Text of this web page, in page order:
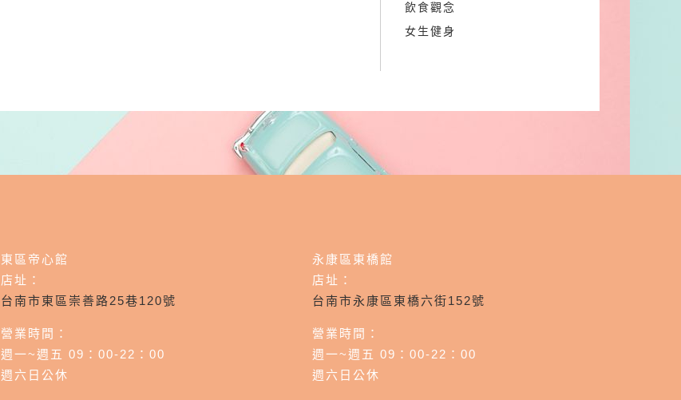
飲食觀念
女生健身
東區帝心館
店址：
台南市東區崇善路25巷120號
營業時間：
週一~週五 09：00-22：00
週六日公休
永康區東橋館
店址：
台南市永康區東橋六街152號
營業時間：
週一~週五 09：00-22：00
週六日公休